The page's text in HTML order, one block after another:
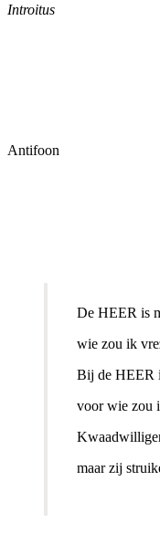
Introitus
Antifoon
De HEER is
wie zou ik
Bij de HEER
voor wie zou
maar zij